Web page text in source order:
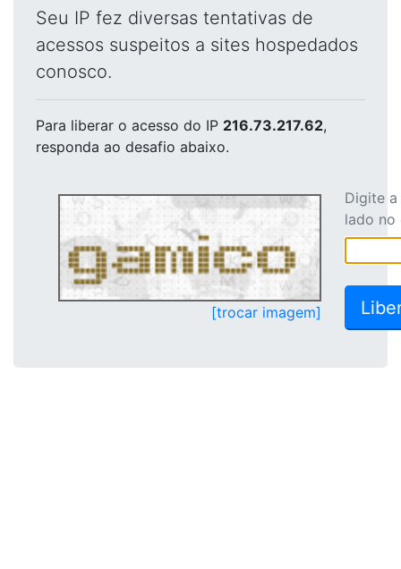
Seu IP fez diversas tentativas de
acessos suspeitos a sites hospedados
conosco.
Para liberar o acesso do IP 216.73.217.62,
responda ao desafio abaixo.
[trocar imagem]
Digite
lado no